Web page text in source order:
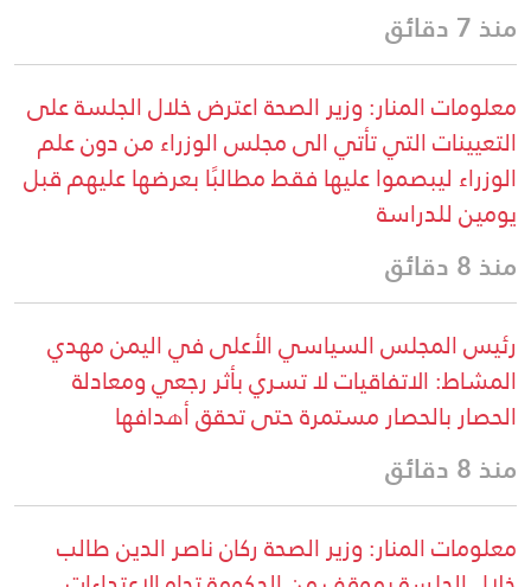
منذ 7 دقائق
معلومات المنار: وزير الصحة اعترض خلال الجلسة على
التعيينات التي تأتي الى مجلس الوزراء من دون علم
الوزراء ليبصموا عليها فقط مطالبًا بعرضها عليهم قبل
يومين للدراسة
منذ 8 دقائق
رئيس المجلس السياسي الأعلى في اليمن مهدي
المشاط: الاتفاقيات لا تسري بأثر رجعي ومعادلة
الحصار بالحصار مستمرة حتى تحقق أهدافها
منذ 8 دقائق
معلومات المنار: وزير الصحة ركان ناصر الدين طالب